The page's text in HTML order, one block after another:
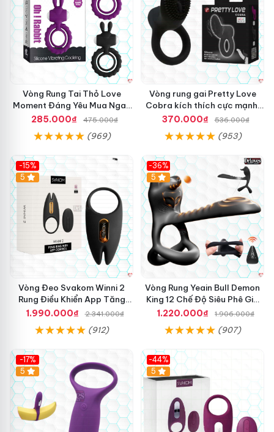
Vòng Rung Tai Thỏ Love
Moment Đáng Yêu Mua Ngay
Giá Tốt
285.000₫ 475.000₫
(969)
Vòng rung gai Pretty Love
Cobra kích thích cực mạnh,
tăng hưng phấn
370.000₫ 536.000₫
(953)
-15%
Hot
5
Vòng Đeo Svakom Winni 2
Rung Điều Khiển App Tăng
Khoái Cảm
1.990.000₫ 2.341.000₫
(912)
-36%
Hot
5
Vòng Rung Yeain Bull Demon
King 12 Chế Độ Siêu Phê Giá
Tốt
1.220.000₫ 1.906.000₫
(907)
-17%
Hot
5
-44%
5